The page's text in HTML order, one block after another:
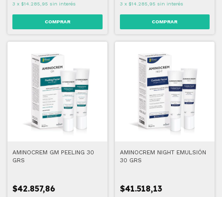
3 x $14.285,95 sin interés 3 x $14.285,95 sin interés
AMINOCREM GM PEELING 30
GRS
$42.857,86
AMINOCREM NIGHT EMULSIÓN
30 GRS
$41.518,13